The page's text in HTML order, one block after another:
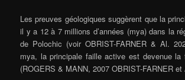
Les preuves géologiques suggèrent que la
il y a 12 à 7 millions d’années (mya) dans la
de Polochic (voir OBRIST-FARNER & Al.
mya, la principale faille active est devenue la
(ROGERS & MANN, 2007 OBRIST-FARNER et